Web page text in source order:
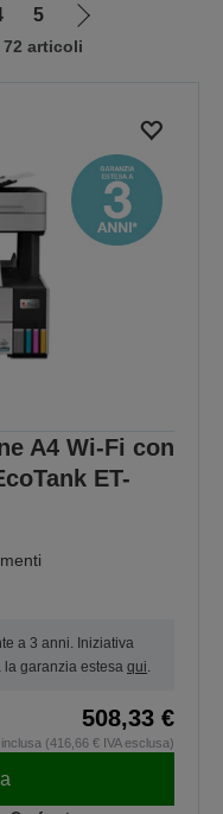
5
Vai
alla
72 articoli
A4 Wi-Fi con
ET-
a 3 anni. Iniziativa
la garanzia estesa qui.
508,33 €
inclusa (416,66 € IVA esclusa)